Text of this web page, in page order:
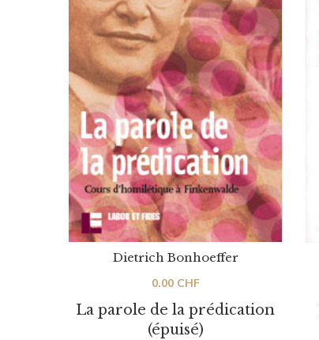
La parole de la prédication
(épuisé)
Dietrich Bonhoeffer
0.00 CHF